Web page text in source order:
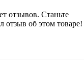
отзывов. Станьте
отзыв об этом товаре!